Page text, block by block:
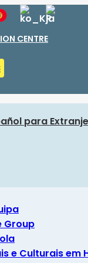
CENTRE
Group
e Culturais em